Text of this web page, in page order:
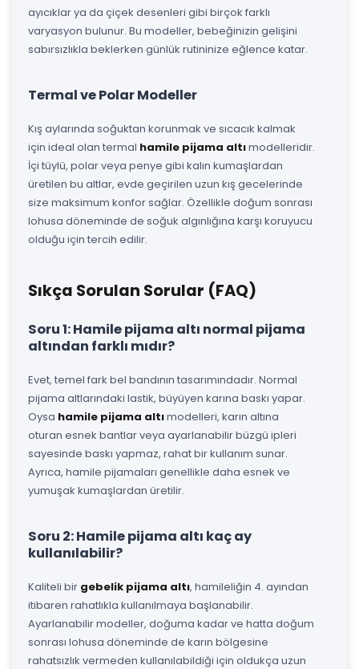
ayıcıklar ya da çiçek desenleri gibi birçok farklı
varyasyon bulunur. Bu modeller, bebeğinizin gelişini
sabırsızlıkla beklerken günlük rutininize eğlence katar.
Termal ve Polar Modeller
Kış aylarında soğuktan korunmak ve sıcacık kalmak
için ideal olan termal hamile pijama altımodelleridir.
İçi tüylü, polar veya penye gibi kalın kumaşlardan
üretilen bu altlar, evde geçirilen uzun kış gecelerinde
size maksimum konfor sağlar. Özellikle doğum sonrası
lohusa döneminde de soğuk algınlığına karşı koruyucu
olduğu için tercih edilir.
Sıkça Sorulan Sorular (FAQ)
Soru 1: Hamile pijama altı normal pijama
altından farklı mıdır?
Evet, temel fark bel bandının tasarımındadır. Normal
pijama altlarındaki lastik, büyüyen karına baskı yapar.
Oysa hamile pijama altımodelleri, karın altına
oturan esnek bantlar veya ayarlanabilir büzgü ipleri
sayesinde baskı yapmaz, rahat bir kullanım sunar.
Ayrıca, hamile pijamaları genellikle daha esnek ve
yumuşak kumaşlardan üretilir.
Soru 2: Hamile pijama altı kaç ay
kullanılabilir?
Kaliteli bir gebelik pijama altı, hamileliğin 4. ayından
itibaren rahatlıkla kullanılmaya başlanabilir.
Ayarlanabilir modeller, doğuma kadar ve hatta doğum
sonrası lohusa döneminde de karın bölgesine
rahatsızlık vermeden kullanılabildiği için oldukça uzun